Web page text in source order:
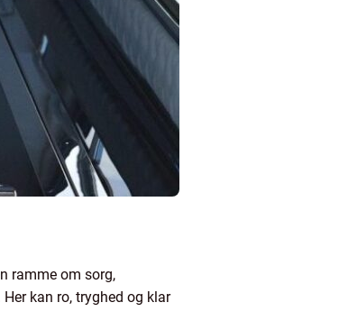
ramme om sorg,
kan ro, tryghed og klar